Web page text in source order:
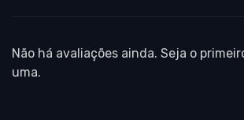
Não há avaliações ainda. Seja o
uma.